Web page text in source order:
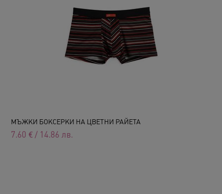
МЪЖКИ БОКСЕРКИ НА ЦВЕТНИ РАЙЕТА
7.60 € / 14.86 лв.